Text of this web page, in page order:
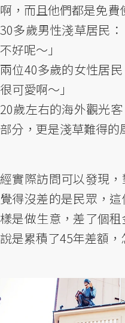
啊，而且他們都是免費
30多歲男性淺草居民
不好呢～」
兩位40多歲的女性居
很可愛啊～」
20歲左右的海外觀光
部分，更是淺草難得的
經實際訪問可以發現
覺得沒差的是民眾，
樣是做生意，差了個
說是累積了45年差額，